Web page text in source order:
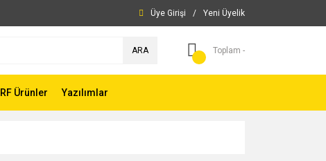
Üye Girişi / Yeni Üyelik
ARA Toplam -
RF Ürünler Yazılımlar